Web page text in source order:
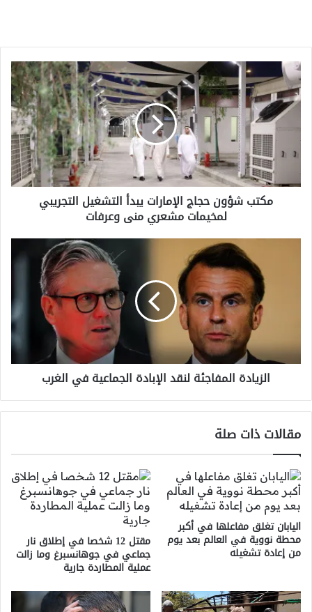
مكتب
شؤون
حجاج
الإمارات
يبدأ
التشغيل
التجريبي
لمخيمات
مشعري
مكتب شؤون حجاج الإمارات يبدأ التشغيل التجريبي
لمخيمات مشعري منى وعرفات
الجماعية
الزيادة المفاجئة لنقد الإبادة الجماعية في الغرب
مقالات ذات صلة
اليابان تغلق مفاعلها في أكبر
محطة نووية في العالم بعد يوم
من إعادة تشغيله
مقتل 12 شخصا في إطلاق نار
جماعي في جوهانسبرغ وما زالت
عملية المطاردة جارية